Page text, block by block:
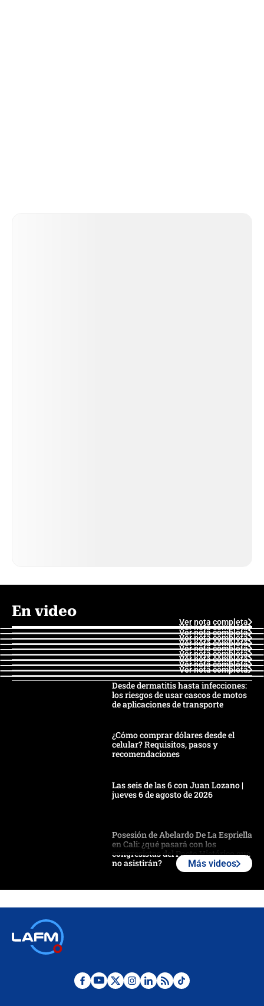
En video
Ver nota completa
Ver nota completa
Ver nota completa
Ver nota completa
Ver nota completa
Ver nota completa
Ver nota completa
Ver nota completa
Ver nota completa
Ver nota completa
Desde dermatitis hasta infecciones:
los riesgos de usar cascos de motos
de aplicaciones de transporte
¿Cómo comprar dólares desde el
celular? Requisitos, pasos y
recomendaciones
Las seis de las 6 con Juan Lozano |
jueves 6 de agosto de 2026
Posesión de Abelardo De La Espriella
en Cali: ¿qué pasará con los
congresistas del Pacto Histórico que
no asistirán?
¿Por qué De la Espriella gobernará
Más videos